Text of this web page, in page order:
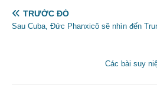
TRƯỚC ĐÓ
Sau Cuba, Đức Phanxicô sẽ nhìn đến
Các bài suy